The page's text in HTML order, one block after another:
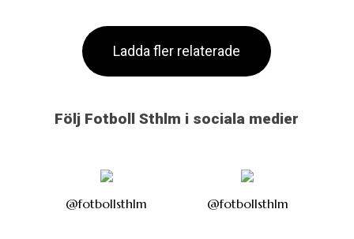
Ladda fler relaterade
Följ Fotboll Sthlm i sociala medier
@fotbollsthlm @fotbollsthlm